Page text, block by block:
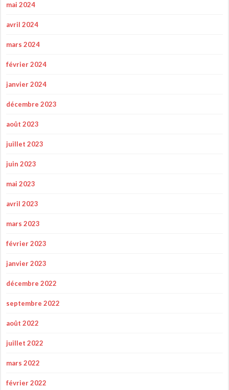
mai 2024
avril 2024
mars 2024
février 2024
janvier 2024
décembre 2023
août 2023
juillet 2023
juin 2023
mai 2023
avril 2023
mars 2023
février 2023
janvier 2023
décembre 2022
septembre 2022
août 2022
juillet 2022
mars 2022
février 2022